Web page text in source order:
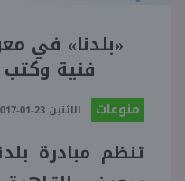
نتيجة
«بلدنا» في
فنية
منوعات الاثنين 23-01-2017 01:29 مـ
تنظم مبادرة